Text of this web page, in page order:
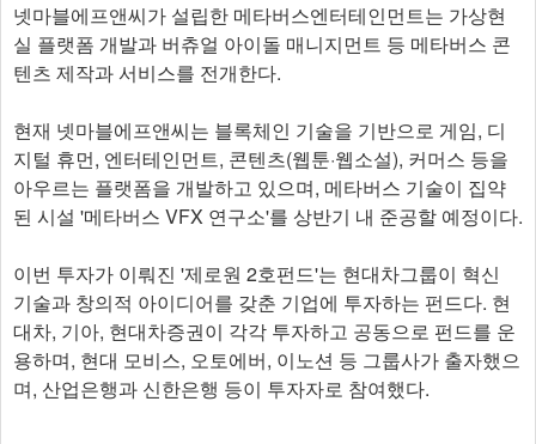
넷마블에프앤씨가 설립한 메타버스엔터테인먼트는 가상현
실 플랫폼 개발과 버츄얼 아이돌 매니지먼트 등 메타버스 콘
텐츠 제작과 서비스를 전개한다.
현재 넷마블에프앤씨는 블록체인 기술을 기반으로 게임, 디
지털 휴먼, 엔터테인먼트, 콘텐츠(웹툰·웹소설), 커머스 등을
아우르는 플랫폼을 개발하고 있으며, 메타버스 기술이 집약
된 시설 '메타버스 VFX 연구소'를 상반기 내 준공할 예정이다.
이번 투자가 이뤄진 '제로원 2호펀드'는 현대차그룹이 혁신
기술과 창의적 아이디어를 갖춘 기업에 투자하는 펀드다. 현
대차, 기아, 현대차증권이 각각 투자하고 공동으로 펀드를 운
용하며, 현대 모비스, 오토에버, 이노션 등 그룹사가 출자했으
며, 산업은행과 신한은행 등이 투자자로 참여했다.​